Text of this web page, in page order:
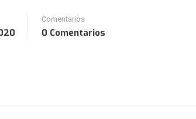
Comentarios
0 Comentarios